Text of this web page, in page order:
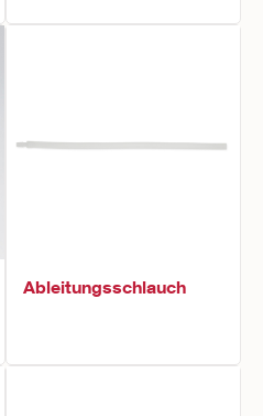
Ableitungsschlauch